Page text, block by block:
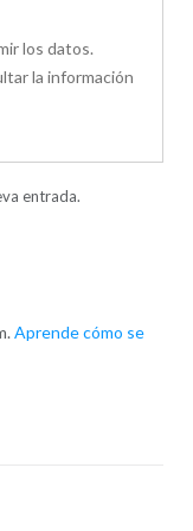
los datos.
la información
entrada.
Aprende cómo se